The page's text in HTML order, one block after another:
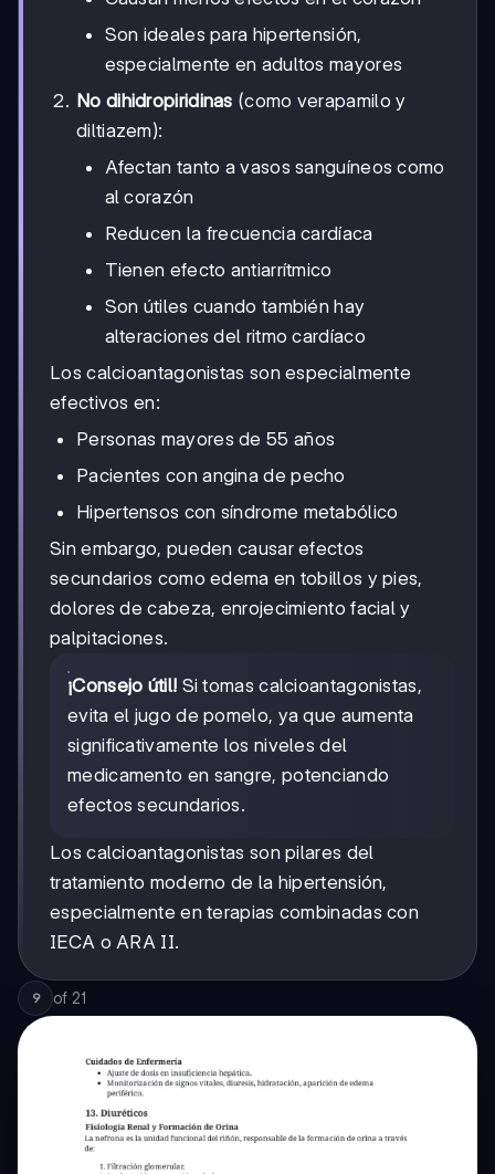
Son ideales para hipertensión,
especialmente en adultos mayores
No dihidropiridinas (como verapamilo y
diltiazem):
Afectan tanto a vasos sanguíneos como
al corazón
Reducen la frecuencia cardíaca
Tienen efecto antiarrítmico
Son útiles cuando también hay
alteraciones del ritmo cardíaco
Los calcioantagonistas son especialmente
efectivos en:
Personas mayores de 55 años
Pacientes con angina de pecho
Hipertensos con síndrome metabólico
Sin embargo, pueden causar efectos
secundarios como edema en tobillos y pies,
dolores de cabeza, enrojecimiento facial y
palpitaciones.
¡Consejo útil! Si tomas calcioantagonistas,
evita el jugo de pomelo, ya que aumenta
significativamente los niveles del
medicamento en sangre, potenciando
efectos secundarios.
Los calcioantagonistas son pilares del
tratamiento moderno de la hipertensión,
especialmente en terapias combinadas con
IECA o ARA II.
9 of 21